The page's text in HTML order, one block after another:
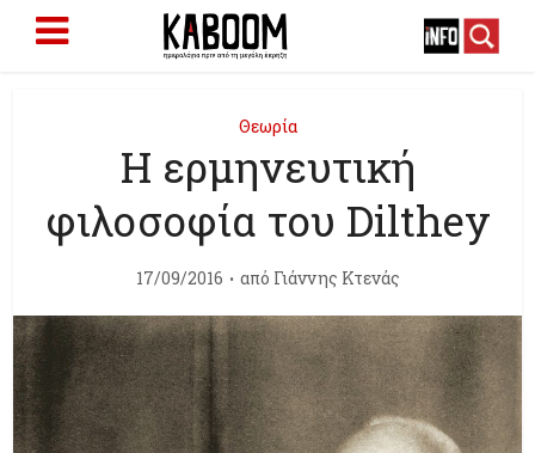
Θεωρία
Η ερμηνευτική
φιλοσοφία του Dilthey
17/09/2016 από Γιάννης Κτενάς